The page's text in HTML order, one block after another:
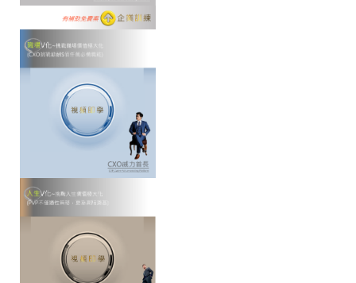
軟體即用
含書.手冊)